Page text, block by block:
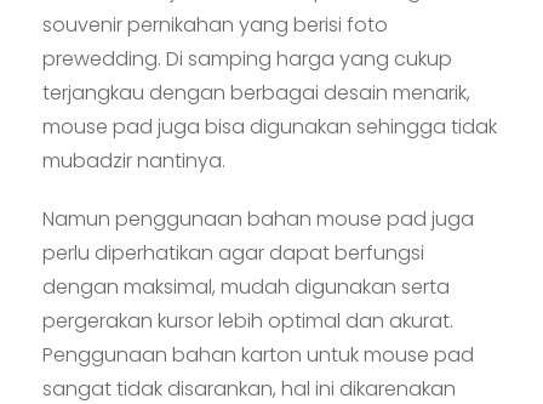
souvenir pernikahan yang berisi foto
prewedding. Di samping harga yang cukup
terjangkau dengan berbagai desain menarik,
mouse pad juga bisa digunakan sehingga tidak
mubadzir nantinya.
Namun penggunaan bahan mouse pad juga
perlu diperhatikan agar dapat berfungsi
dengan maksimal, mudah digunakan serta
pergerakan kursor lebih optimal dan akurat.
Penggunaan bahan karton untuk mouse pad
sangat tidak disarankan, hal ini dikarenakan